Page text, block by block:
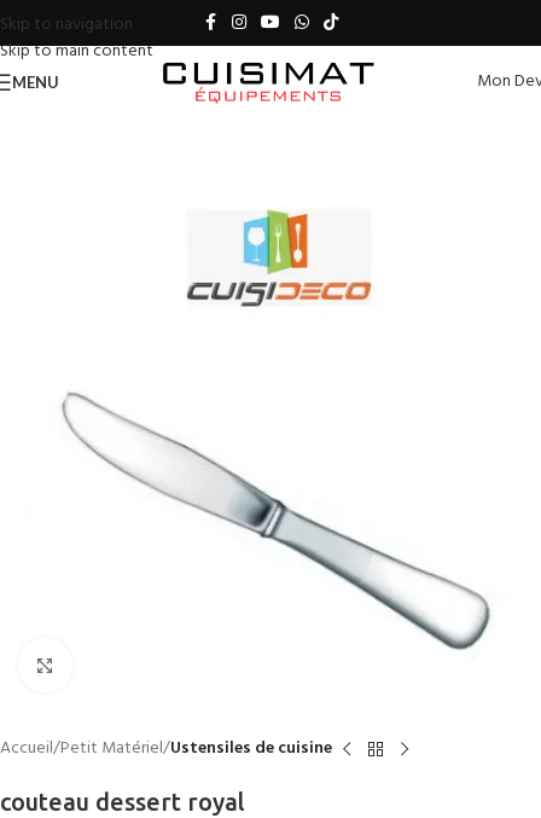
Skip to navigation
Skip to main content
MENU Mon
Accueil Petit Matériel Ustensiles de cuisine
couteau dessert royal